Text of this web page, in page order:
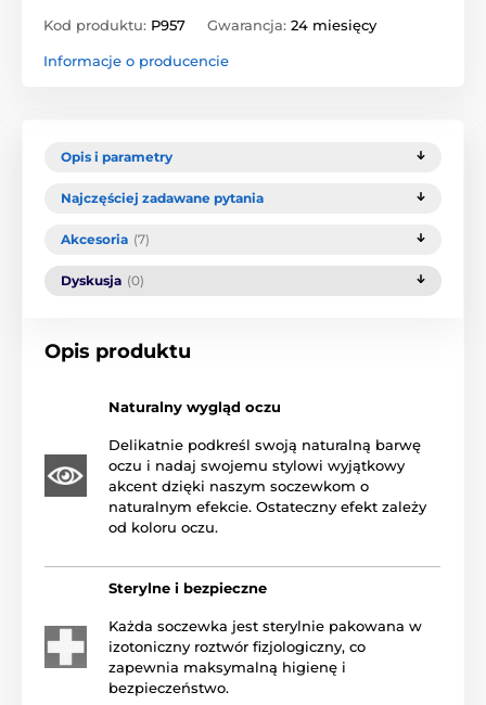
Kod produktu: P957 Gwarancja: 24 miesięcy
Informacje o producencie
Opis i parametry
Najczęściej zadawane pytania
Akcesoria (7)
Dyskusja (0)
Opis produktu
Naturalny wygląd oczu
Delikatnie podkreśl swoją naturalną barwę
oczu i nadaj swojemu stylowi wyjątkowy
akcent dzięki naszym soczewkom o
naturalnym efekcie. Ostateczny efekt zależy
od koloru oczu.
Sterylne i bezpieczne
Każda soczewka jest sterylnie pakowana w
izotoniczny roztwór fizjologiczny, co
zapewnia maksymalną higienę i
bezpieczeństwo.